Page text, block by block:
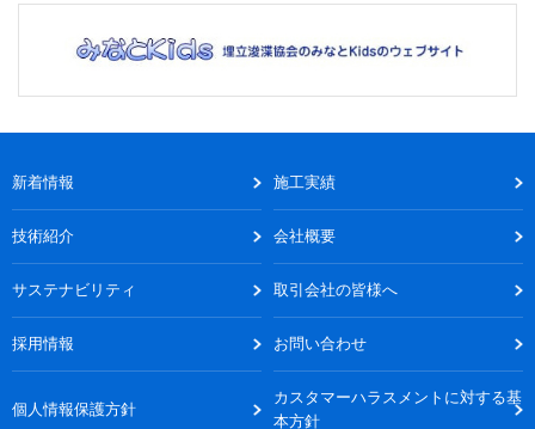
新着情報 施工実績
技術紹介 会社概要
サステナビリティ 取引会社の皆様へ
採用情報 お問い合わせ
個人情報保護方針
カスタマーハラスメントに対する基
本方針